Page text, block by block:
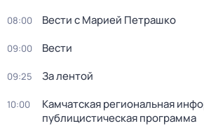
08:00 Вести с Марией Петрашко
09:00 Вести
09:25 За лентой
10:00
Камчатская региональная
публицистическая программа